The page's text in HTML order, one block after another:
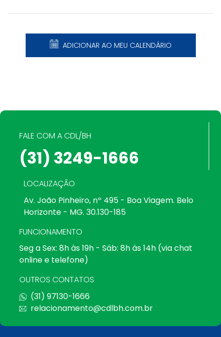
ADICIONAR AO MEU CALENDÁRIO
FALE COM A CDL/BH
(31) 3249-1666
LOCALIZAÇÃO
Av. João Pinheiro, nº 495 - Boa Viagem. Belo
Horizonte - MG. 30.130-185
FUNCIONAMENTO
Seg a Sex: 8h às 19h - Sáb: 8h às 14h (via chat
online e telefone)
OUTROS CONTATOS
(31) 97130-1666
relacionamento@cdlbh.com.br